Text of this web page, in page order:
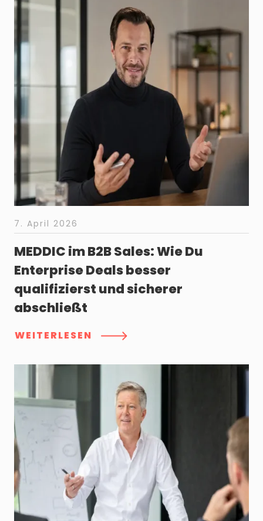
7. April 2026
MEDDIC im B2B Sales: Wie Du
Enterprise Deals besser
qualifizierst und sicherer
abschließt
WEITERLESEN